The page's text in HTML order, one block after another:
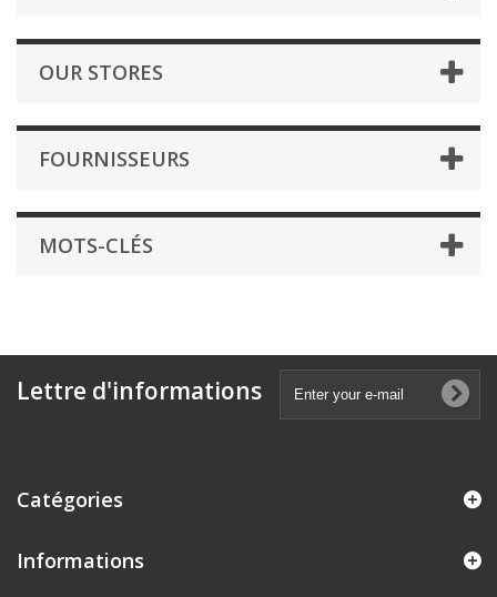
OUR STORES
FOURNISSEURS
MOTS-CLÉS
Lettre d'informations
Catégories
Informations